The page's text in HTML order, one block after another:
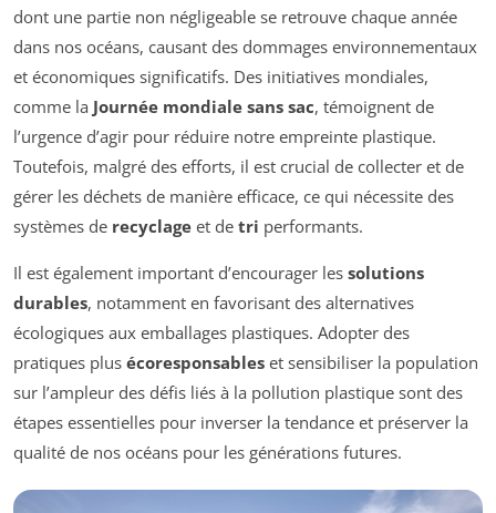
dont une partie non négligeable se retrouve chaque année
dans nos océans, causant des dommages environnementaux
et économiques significatifs. Des initiatives mondiales,
comme la Journée mondiale sans sac, témoignent de
l’urgence d’agir pour réduire notre empreinte plastique.
Toutefois, malgré des efforts, il est crucial de collecter et de
gérer les déchets de manière efficace, ce qui nécessite des
systèmes de recyclage et de tri performants.
Il est également important d’encourager les solutions
durables, notamment en favorisant des alternatives
écologiques aux emballages plastiques. Adopter des
pratiques plus écoresponsables et sensibiliser la population
sur l’ampleur des défis liés à la pollution plastique sont des
étapes essentielles pour inverser la tendance et préserver la
qualité de nos océans pour les générations futures.